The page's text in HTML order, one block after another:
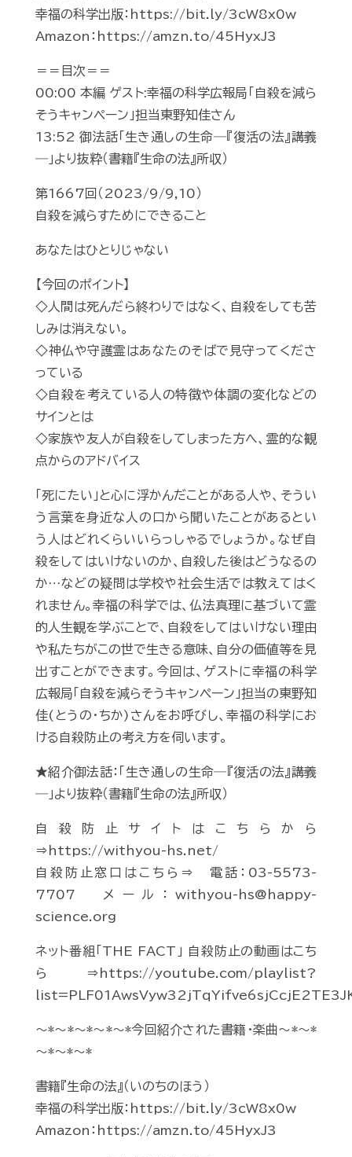
幸福の科学出版：https://bit.ly/3cW8x0w
Amazon：https://amzn.to/45HyxJ3
＝＝目次＝＝
00:00 本編 ゲスト:幸福の科学広報局「自殺を減ら
そうキャンペーン」担当東野知佳さん
13:52 御法話「生き通しの生命―『復活の法』講義
―」より抜粋（書籍『生命の法』所収）
第1667回（2023/9/9,10）
自殺を減らすためにできること
あなたはひとりじゃない
【今回のポイント】
◇人間は死んだら終わりではなく、自殺をしても苦
しみは消えない。
◇神仏や守護霊はあなたのそばで見守ってくださ
っている
◇自殺を考えている人の特徴や体調の変化などの
サインとは
◇家族や友人が自殺をしてしまった方へ、霊的な観
点からのアドバイス
「死にたい」と心に浮かんだことがある人や、そうい
う言葉を身近な人の口から聞いたことがあるとい
う人はどれくらいいらっしゃるでしょうか。なぜ自
殺をしてはいけないのか、自殺した後はどうなるの
か…などの疑問は学校や社会生活では教えてはく
れません。幸福の科学では、仏法真理に基づいて霊
的人生観を学ぶことで、自殺をしてはいけない理由
や私たちがこの世で生きる意味、自分の価値等を見
出すことができます。今回は、ゲストに幸福の科学
広報局「自殺を減らそうキャンペーン」担当の東野知
佳(とうの・ちか)さんをお呼びし、幸福の科学にお
ける自殺防止の考え方を伺います。
★紹介御法話：「生き通しの生命―『復活の法』講義
―」より抜粋（書籍『生命の法』所収）
自殺防止サイトはこちらから
⇒https://withyou-hs.net/
自殺防止窓口はこちら⇒ 電話：03-5573-
7707 メール：withyou-hs@happy-
science.org
ネット番組「THE FACT」 自殺防止の動画はこち
ら⇒https://youtube.com/playlist?
～*～*～*～*～*今回紹介された書籍・楽曲～*～*
～*～*～*
書籍『生命の法』（いのちのほう）
幸福の科学出版：https://bit.ly/3cW8x0w
Amazon：https://amzn.to/45HyxJ3